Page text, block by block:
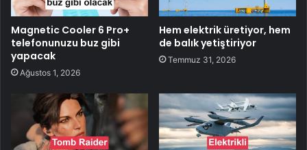
Magnetic Cooler 6 Pro+
telefonunuzu buz gibi
yapacak
Ağustos 1, 2026
Hem elektrik üretiyor, hem
de balık yetiştiriyor
Temmuz 31, 2026